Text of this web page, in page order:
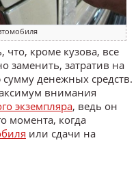
кроме кузова, все
заменить, затратив на
денежных средств.
внимания
экземпляра, ведь он
момента, когда
или сдачи на